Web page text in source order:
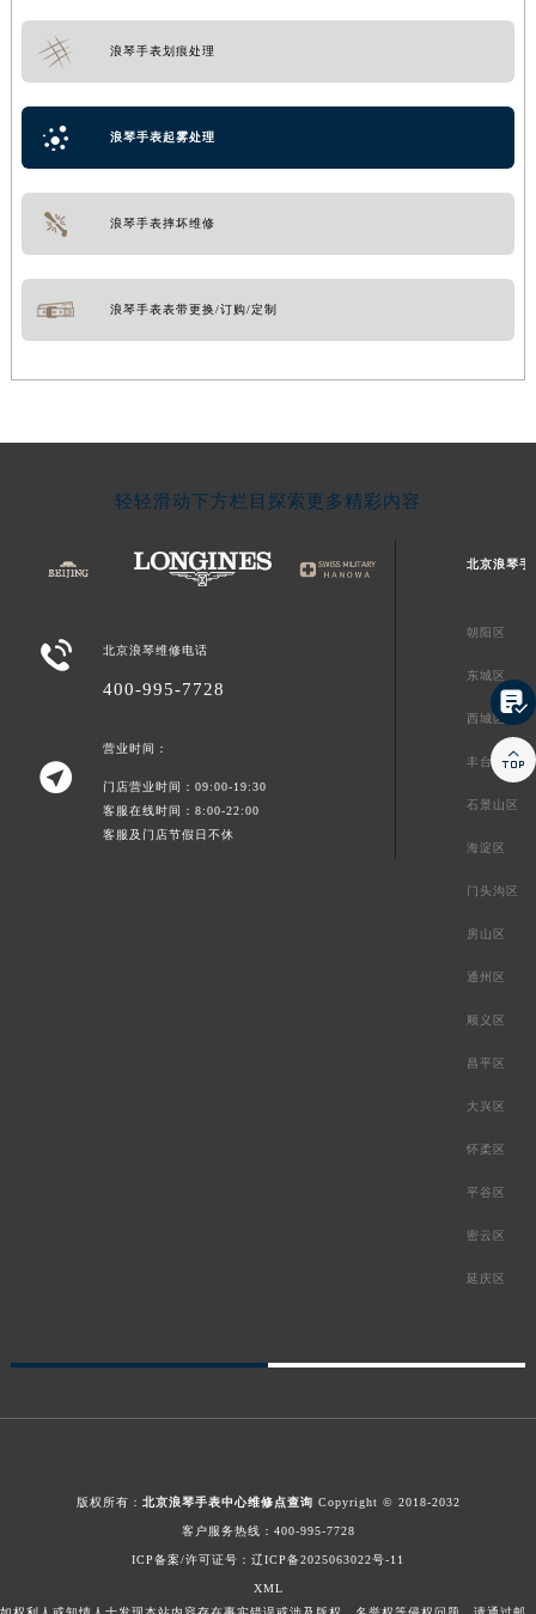
浪琴手表划痕处理
浪琴手表起雾处理
浪琴手表摔坏维修
浪琴手表表带更换/订购/定制
轻轻滑动下方栏目探索更多精彩内容
 北京浪琴维修电话
400-995-7728

营业时间：
门店营业时间：09:00-19:30
客服在线时间：8:00-22:00
客服及门店节假日不休
北京浪琴手
朝阳区
东城区
西城区
丰台区
石景山区
海淀区
门头沟区
房山区
通州区
顺义区
昌平区
大兴区
怀柔区
平谷区
密云区
延庆区
版权所有： 北京浪琴手表中心维修点查询 Copyright © 2018-2032
客户服务热线： 400-995-7728
ICP备案/许可证号：辽ICP备2025063022号-11
XML

